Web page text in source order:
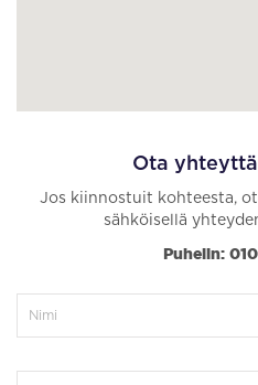
Ota
Jos kiinnostuit kohteesta,
sähköisellä
Puhelin: